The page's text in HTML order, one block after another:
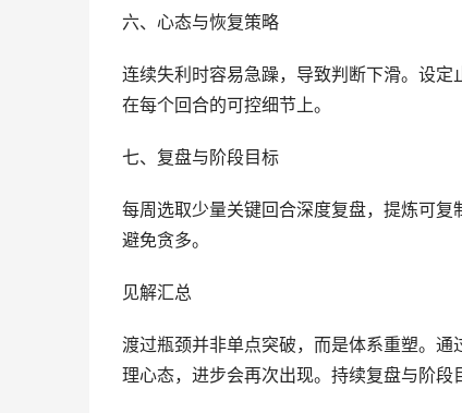
六、心态与恢复策略
连续失利时容易急躁，导致判断下滑。设
在每个回合的可控细节上。
七、复盘与阶段目标
每周选取少量关键回合深度复盘，提炼可复
避免贪多。
见解汇总
渡过瓶颈并非单点突破，而是体系重塑。
理心态，进步会再次出现。持续复盘与阶段